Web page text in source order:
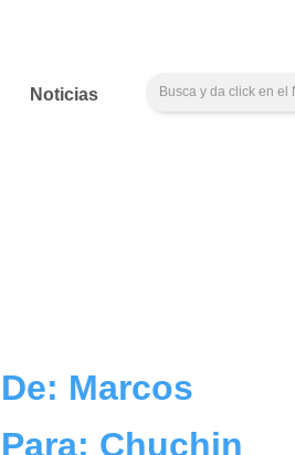
Noticias
De: Marcos
Para: Chuchin